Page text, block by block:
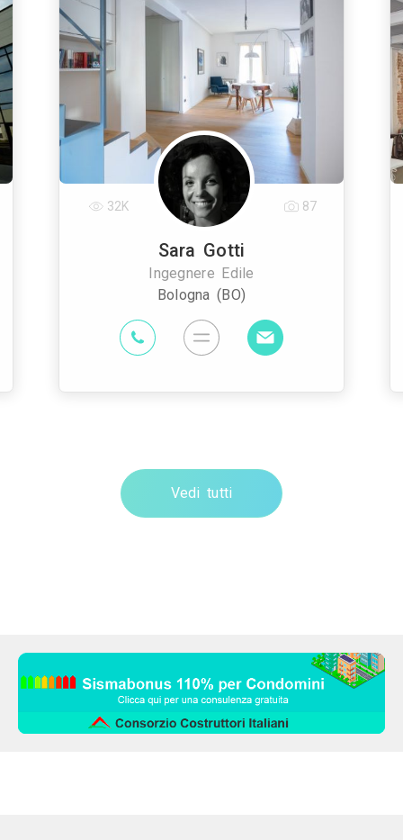
Sara Gotti
Ingegnere Edile
Bologna (BO)
32K 87
Vedi tutti